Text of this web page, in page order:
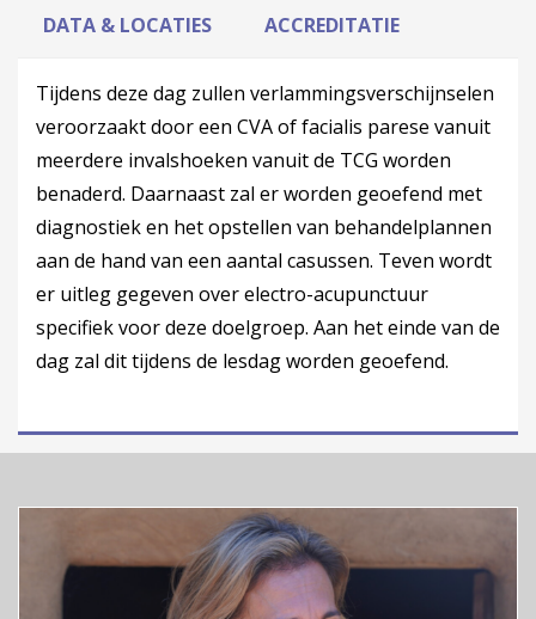
DATA & LOCATIES ACCREDITATIE
Tijdens deze dag zullen verlammingsverschijnselen
veroorzaakt door een CVA of facialis parese vanuit
meerdere invalshoeken vanuit de TCG worden
benaderd. Daarnaast zal er worden geoefend met
diagnostiek en het opstellen van behandelplannen
aan de hand van een aantal casussen. Teven wordt
er uitleg gegeven over electro-acupunctuur
specifiek voor deze doelgroep. Aan het einde van de
dag zal dit tijdens de lesdag worden geoefend.